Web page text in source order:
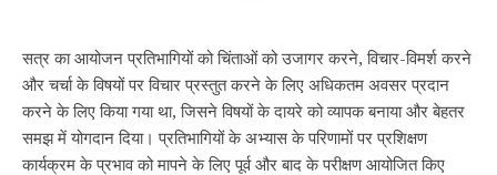
सत्र का आयोजन प्रतिभागियों को चिंताओं को उजागर करने, विचार-विमर्श करने
और चर्चा के विषयों पर विचार प्रस्तुत करने के लिए अधिकतम अवसर प्रदान
करने के लिए किया गया था, जिसने विषयों के दायरे को व्यापक बनाया और बेहतर
समझ में योगदान दिया। प्रतिभागियों के अभ्यास के परिणामों पर प्रशिक्षण
कार्यक्रम के प्रभाव को मापने के लिए पूर्व और बाद के परीक्षण आयोजित किए